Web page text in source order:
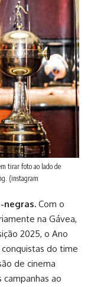
tirar foto ao lado de
(instagram
negras. Com o
na Gávea,
2025, o Ano
do time
de cinema
ao